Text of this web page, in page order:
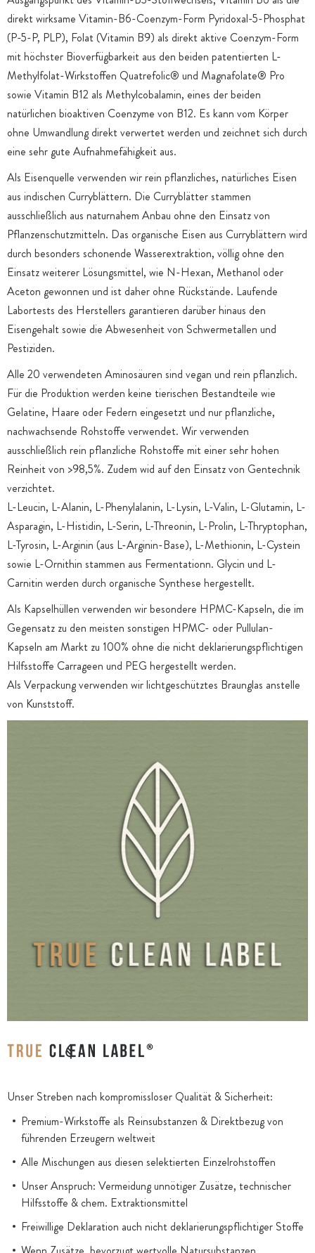
direkt wirksame Vitamin-B6-Coenzym-Form Pyridoxal-5-Phosphat
(P-5-P, PLP), Folat (Vitamin B9) als direkt aktive Coenzym-Form
mit höchster Bioverfügbarkeit aus den beiden patentierten L-
Methylfolat-Wirkstoffen Quatrefolic® und Magnafolate® Pro
sowie Vitamin B12 als Methylcobalamin, eines der beiden
natürlichen bioaktiven Coenzyme von B12. Es kann vom Körper
ohne Umwandlung direkt verwertet werden und zeichnet sich durch
eine sehr gute Aufnahmefähigkeit aus.
Als Eisenquelle verwenden wir rein pflanzliches, natürliches Eisen
aus indischen Curryblättern. Die Curryblätter stammen
ausschließlich aus naturnahem Anbau ohne den Einsatz von
Pflanzenschutzmitteln. Das organische Eisen aus Curryblättern wird
durch besonders schonende Wasserextraktion, völlig ohne den
Einsatz weiterer Lösungsmittel, wie N-Hexan, Methanol oder
Aceton gewonnen und ist daher ohne Rückstände. Laufende
Labortests des Herstellers garantieren darüber hinaus den
Eisengehalt sowie die Abwesenheit von Schwermetallen und
Pestiziden.
Alle 20 verwendeten Aminosäuren sind vegan und rein pflanzlich.
Für die Produktion werden keine tierischen Bestandteile wie
Gelatine, Haare oder Federn eingesetzt und nur pflanzliche,
nachwachsende Rohstoffe verwendet. Wir verwenden
ausschließlich rein pflanzliche Rohstoffe mit einer sehr hohen
Reinheit von >98,5%. Zudem wid auf den Einsatz von Gentechnik
verzichtet.
L-Leucin, L-Alanin, L-Phenylalanin, L-Lysin, L-Valin, L-Glutamin, L-
Asparagin, L-Histidin, L-Serin, L-Threonin, L-Prolin, L-Thryptophan,
L-Tyrosin, L-Arginin (aus L-Arginin-Base), L-Methionin, L-Cystein
sowie L-Ornithin stammen aus Fermentationn. Glycin und L-
Carnitin werden durch organische Synthese hergestellt.
Als Kapselhüllen verwenden wir besondere HPMC-Kapseln, die im
Gegensatz zu den meisten sonstigen HPMC- oder Pullulan-
Kapseln am Markt zu 100% ohne die nicht deklarierungspflichtigen
Hilfsstoffe Carrageen und PEG hergestellt werden.
Als Verpackung verwenden wir lichtgeschütztes Braunglas anstelle
von Kunststoff.
Unser Streben nach kompromissloser Qualität & Sicherheit:
Premium-Wirkstoffe als Reinsubstanzen & Direktbezug von
führenden Erzeugern weltweit
Alle Mischungen aus diesen selektierten Einzelrohstoffen
Unser Anspruch: Vermeidung unnötiger Zusätze, technischer
Hilfsstoffe & chem. Extraktionsmittel
Freiwillige Deklaration auch nicht deklarierungspflichtiger Stoffe